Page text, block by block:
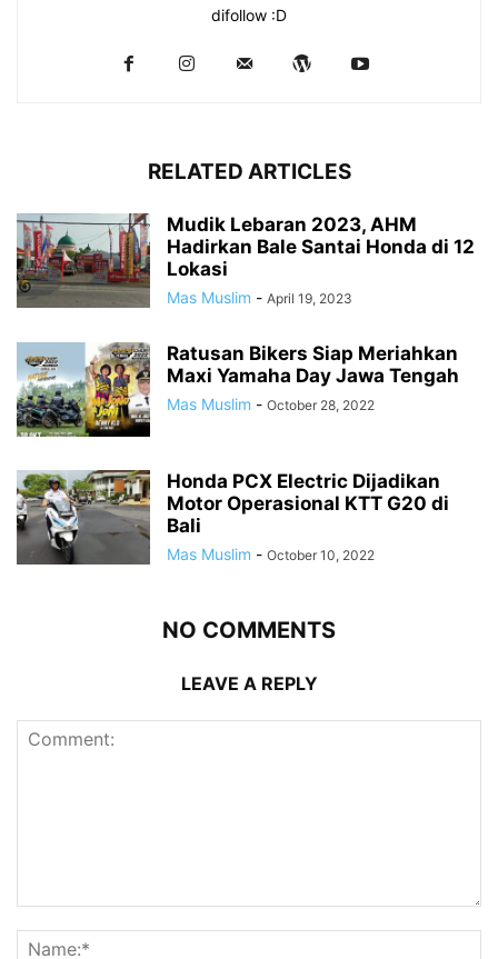
difollow :D
RELATED ARTICLES
Mudik Lebaran 2023, AHM
Hadirkan Bale Santai Honda di 12
Lokasi
Mas Muslim - April 19, 2023
Ratusan Bikers Siap Meriahkan
Maxi Yamaha Day Jawa Tengah
Mas Muslim - October 28, 2022
Honda PCX Electric Dijadikan
Motor Operasional KTT G20 di
Bali
Mas Muslim - October 10, 2022
NO COMMENTS
LEAVE A REPLY